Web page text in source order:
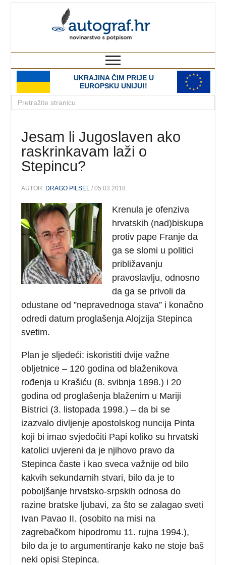
UKRAJINA ČIM PRIJE U
EUROPSKU UNIJU!!
Jesam li Jugoslaven ako
raskrinkavam laži o
Stepincu?
AUTOR: DRAGO PILSEL / 05.03.2018.
Krenula je ofenziva
hrvatskih (nad)biskupa
protiv pape Franje da
ga se slomi u politici
približavanju
pravoslavlju, odnosno
da ga se privoli da
odustane od ”nepravednoga stava” i konačno
odredi datum proglašenja Alojzija Stepinca
svetim.
Plan je sljedeći: iskoristiti dvije važne
obljetnice – 120 godina od blaženikova
rođenja u Krašiću (8. svibnja 1898.) i 20
godina od proglašenja blaženim u Mariji
Bistrici (3. listopada 1998.) – da bi se
izazvalo divljenje apostolskog nuncija Pinta
koji bi imao svjedočiti Papi koliko su hrvatski
katolici uvjereni da je njihovo pravo da
Stepinca časte i kao sveca važnije od bilo
kakvih sekundarnih stvari, bilo da je to
poboljšanje hrvatsko-srpskih odnosa do
razine bratske ljubavi, za što se zalagao sveti
Ivan Pavao II. (osobito na misi na
zagrebačkom hipodromu 11. rujna 1994.),
bilo da je to argumentiranje kako ne stoje baš
neki opisi Stepinca.